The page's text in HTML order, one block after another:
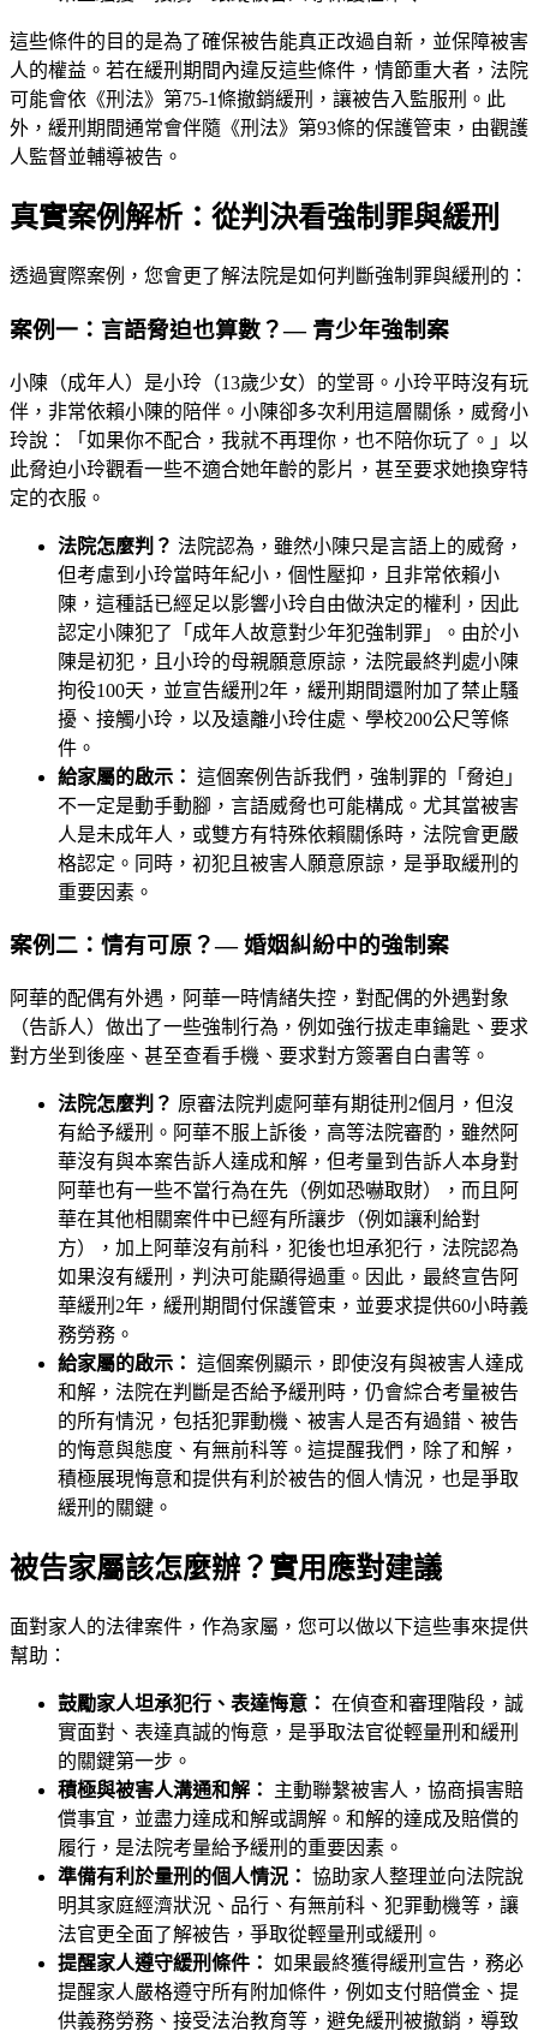
這些條件的目的是為了確保被告能真正改過自新，並保障被害
人的權益。若在緩刑期間內違反這些條件，情節重大者，法院
可能會依《刑法》第75-1條撤銷緩刑，讓被告入監服刑。此
外，緩刑期間通常會伴隨《刑法》第93條的保護管束，由觀護
人監督並輔導被告。
真實案例解析：從判決看強制罪與緩刑
透過實際案例，您會更了解法院是如何判斷強制罪與緩刑的：
案例一：言語脅迫也算數？— 青少年強制案
小陳（成年人）是小玲（13歲少女）的堂哥。小玲平時沒有玩
伴，非常依賴小陳的陪伴。小陳卻多次利用這層關係，威脅小
玲說：「如果你不配合，我就不再理你，也不陪你玩了。」以
此脅迫小玲觀看一些不適合她年齡的影片，甚至要求她換穿特
定的衣服。
法院怎麼判？ 法院認為，雖然小陳只是言語上的威脅，
但考慮到小玲當時年紀小，個性壓抑，且非常依賴小
陳，這種話已經足以影響小玲自由做決定的權利，因此
認定小陳犯了「成年人故意對少年犯強制罪」。由於小
陳是初犯，且小玲的母親願意原諒，法院最終判處小陳
拘役100天，並宣告緩刑2年，緩刑期間還附加了禁止騷
擾、接觸小玲，以及遠離小玲住處、學校200公尺等條
件。
給家屬的啟示： 這個案例告訴我們，強制罪的「脅迫」
不一定是動手動腳，言語威脅也可能構成。尤其當被害
人是未成年人，或雙方有特殊依賴關係時，法院會更嚴
格認定。同時，初犯且被害人願意原諒，是爭取緩刑的
重要因素。
案例二：情有可原？— 婚姻糾紛中的強制案
阿華的配偶有外遇，阿華一時情緒失控，對配偶的外遇對象
（告訴人）做出了一些強制行為，例如強行拔走車鑰匙、要求
對方坐到後座、甚至查看手機、要求對方簽署自白書等。
法院怎麼判？ 原審法院判處阿華有期徒刑2個月，但沒
有給予緩刑。阿華不服上訴後，高等法院審酌，雖然阿
華沒有與本案告訴人達成和解，但考量到告訴人本身對
阿華也有一些不當行為在先（例如恐嚇取財），而且阿
華在其他相關案件中已經有所讓步（例如讓利給對
方），加上阿華沒有前科，犯後也坦承犯行，法院認為
如果沒有緩刑，判決可能顯得過重。因此，最終宣告阿
華緩刑2年，緩刑期間付保護管束，並要求提供60小時義
務勞務。
給家屬的啟示： 這個案例顯示，即使沒有與被害人達成
和解，法院在判斷是否給予緩刑時，仍會綜合考量被告
的所有情況，包括犯罪動機、被害人是否有過錯、被告
的悔意與態度、有無前科等。這提醒我們，除了和解，
積極展現悔意和提供有利於被告的個人情況，也是爭取
緩刑的關鍵。
被告家屬該怎麼辦？實用應對建議
面對家人的法律案件，作為家屬，您可以做以下這些事來提供
幫助：
鼓勵家人坦承犯行、表達悔意： 在偵查和審理階段，誠
實面對、表達真誠的悔意，是爭取法官從輕量刑和緩刑
的關鍵第一步。
積極與被害人溝通和解：
主動聯繫被害人，協商損害賠
償事宜，並盡力達成和解或調解。和解的達成及賠償的
履行，是法院考量給予緩刑的重要因素。
準備有利於量刑的個人情況： 協助家人整理並向法院說
明其家庭經濟狀況、品行、有無前科、犯罪動機等，讓
法官更全面了解被告，爭取從輕量刑或緩刑。
提醒家人遵守緩刑條件： 如果最終獲得緩刑宣告，務必
提醒家人嚴格遵守所有附加條件，例如支付賠償金、提
供義務勞務、接受法治教育等，避免緩刑被撤銷，導致